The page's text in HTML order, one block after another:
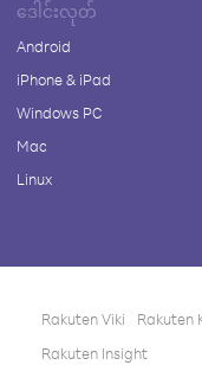
ဒေါင်းလုတ်
Android
iPhone & iPad
Windows PC
Mac
Linux
Rakuten Viki Rakuten
Rakuten Insight